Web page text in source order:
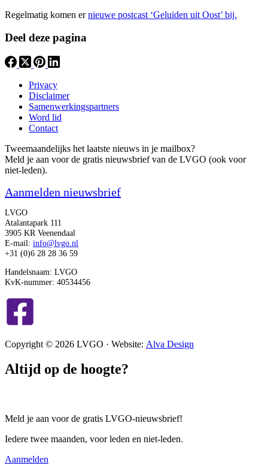
Regelmatig komen ernieuwe postcast ‘Geluiden uit Oost’ bij.
Deel deze pagina
Privacy
Disclaimer
Samenwerkingspartners
Word lid
Contact
Tweemaandelijks het laatste nieuws in je mailbox?
Meld je aan voor de gratis nieuwsbrief van de LVGO (ook voor
niet-leden).
Aanmelden nieuwsbrief
LVGO
Atalantapark 111
3905 KR Veenendaal
E-mail: info@lvgo.nl
+31 (0)6 28 28 36 59
Handelsnaam: LVGO
KvK-nummer: 40534456
Copyright © 2026 LVGO · Website: Alva Design
Altijd op de hoogte?
Meld je aan voor de gratis LVGO-nieuwsbrief!
Iedere twee maanden, voor leden en niet-leden.
Aanmelden